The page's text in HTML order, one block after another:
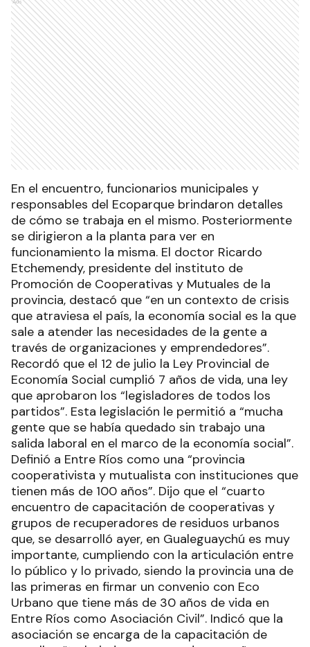
En el encuentro, funcionarios municipales y
responsables del Ecoparque brindaron detalles
de cómo se trabaja en el mismo. Posteriormente
se dirigieron a la planta para ver en
funcionamiento la misma. El doctor Ricardo
Etchemendy, presidente del instituto de
Promoción de Cooperativas y Mutuales de la
provincia, destacó que “en un contexto de crisis
que atraviesa el país, la economía social es la que
sale a atender las necesidades de la gente a
través de organizaciones y emprendedores”.
Recordó que el 12 de julio la Ley Provincial de
Economía Social cumplió 7 años de vida, una ley
que aprobaron los “legisladores de todos los
partidos”. Esta legislación le permitió a “mucha
gente que se había quedado sin trabajo una
salida laboral en el marco de la economía social”.
Definió a Entre Ríos como una “provincia
cooperativista y mutualista con instituciones que
tienen más de 100 años”. Dijo que el “cuarto
encuentro de capacitación de cooperativas y
grupos de recuperadores de residuos urbanos
que, se desarrolló ayer, en Gualeguaychú es muy
importante, cumpliendo con la articulación entre
lo público y lo privado, siendo la provincia una de
las primeras en firmar un convenio con Eco
Urbano que tiene más de 30 años de vida en
Entre Ríos como Asociación Civil”. Indicó que la
asociación se encarga de la capacitación de